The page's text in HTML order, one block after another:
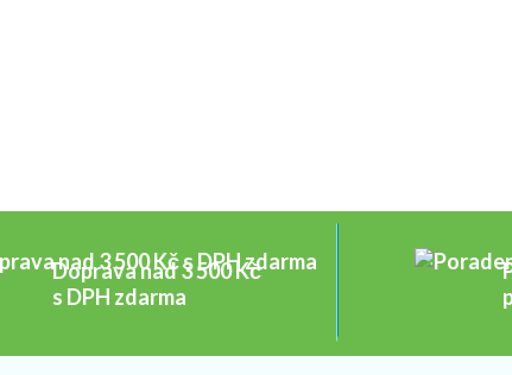
Doprava nad 3 500 Kč
s DPH zdarma